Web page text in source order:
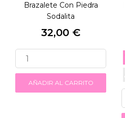
Brazalete Con Piedra
Sodalita
32,00 €
AÑADIR AL CARRITO